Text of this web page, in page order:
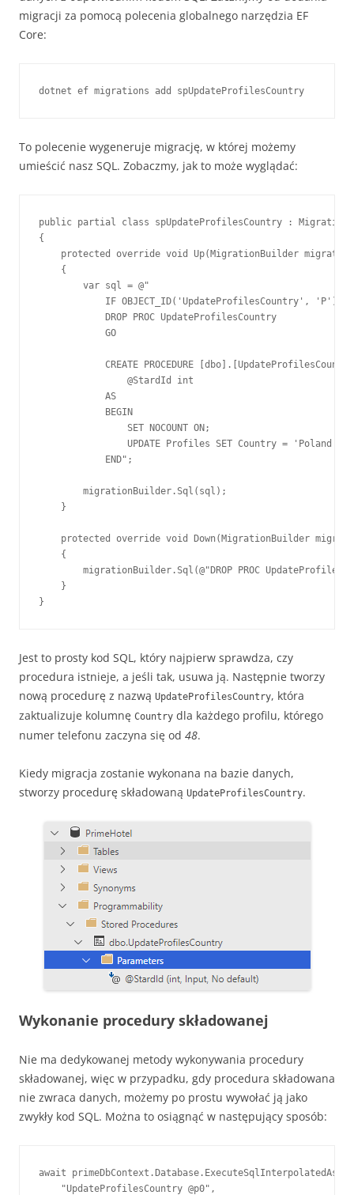
migracji za pomocą polecenia globalnego narzędzia EF
Core:
dotnet ef migrations add spUpdateProfilesCountry
To polecenie wygeneruje migrację, w której możemy
umieścić nasz SQL. Zobaczmy, jak to może wyglądać:
public partial class spUpdateProfilesCountry : Migration
{
protected override void Up(MigrationBuilder
    {
        var sql = @"
IF OBJECT_ID('UpdateProfilesCountry', 'P')
            DROP PROC UpdateProfilesCountry
            GO
CREATE PROCEDURE
                @StardId int
            AS
            BEGIN
                SET NOCOUNT ON;
UPDATE Profiles SET Country = 'Poland'
            END";
        migrationBuilder.Sql(sql);
    }
protected override void Down(MigrationBuilder
    {
migrationBuilder.Sql(@"DROP PROC
    }
}
Jest to prosty kod SQL, który najpierw sprawdza, czy
procedura istnieje, a jeśli tak, usuwa ją. Następnie tworzy
nową procedurę z nazwą UpdateProfilesCountry, która
zaktualizuje kolumnę Country dla każdego profilu, którego
numer telefonu zaczyna się od 48.
Kiedy migracja zostanie wykonana na bazie danych,
stworzy procedurę składowaną UpdateProfilesCountry.
Wykonanie procedury składowanej
Nie ma dedykowanej metody wykonywania procedury
składowanej, więc w przypadku, gdy procedura składowana
nie zwraca danych, możemy po prostu wywołać ją jako
zwykły kod SQL. Można to osiągnąć w następujący sposób:
await
    "UpdateProfilesCountry @p0",